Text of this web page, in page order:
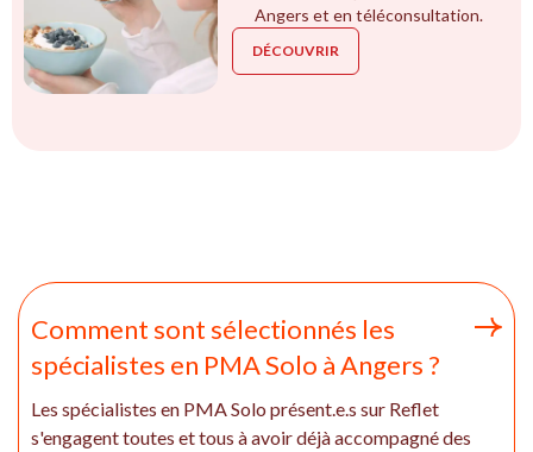
Angers et en téléconsultation.
DÉCOUVRIR
Comment sont sélectionnés les
spécialistes en PMA Solo à Angers ?
Les spécialistes en PMA Solo présent.e.s sur Reflet
s'engagent toutes et tous à avoir déjà accompagné des